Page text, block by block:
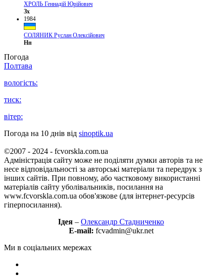
ХРОЛЬ Геннадій Юрійович
Зх
1984
СОЛЯНИК Руслан Олексійович
Нп
Погода
Полтава
вологість:
тиск:
вітер:
Погода на 10 днів від sinoptik.ua
©2007 - 2024 - fcvorskla.com.ua
Адміністрація сайту може не поділяти думки авторів та не
несе відповідальності за авторські матеріали та передрук з
інших сайтів. При повному, або частковому використанні
матеріалів сайту уболівальників, посилання на
www.fcvorskla.com.ua обов'язкове (для інтернет-ресурсів
гіперпосилання).
Ідея – Олександр Стадниченко
E-mail: fcvadmin@ukr.net
Ми в соціальних мережах